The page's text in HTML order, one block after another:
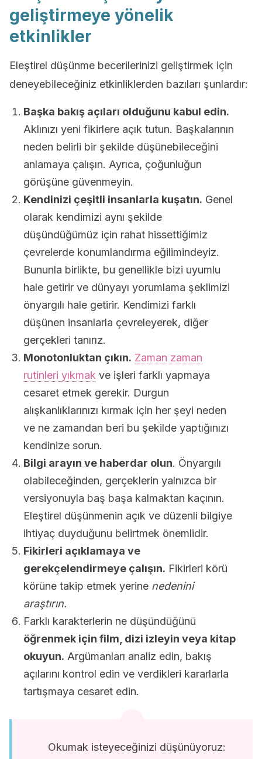
geliştirmeye yönelik
etkinlikler
Eleştirel düşünme becerilerinizi geliştirmek için
deneyebileceğiniz etkinliklerden bazıları şunlardır:
Başka bakış açıları olduğunu kabul edin.
Aklınızı yeni fikirlere açık tutun. Başkalarının
neden belirli bir şekilde düşünebileceğini
anlamaya çalışın. Ayrıca, çoğunluğun
görüşüne güvenmeyin.
Kendinizi çeşitli insanlarla kuşatın. Genel
olarak kendimizi aynı şekilde
düşündüğümüz için rahat hissettiğimiz
çevrelerde konumlandırma eğilimindeyiz.
Bununla birlikte, bu genellikle bizi uyumlu
hale getirir ve dünyayı yorumlama şeklimizi
önyargılı hale getirir. Kendimizi farklı
düşünen insanlarla çevreleyerek, diğer
gerçekleri tanırız.
Monotonluktan çıkın. Zaman zaman
rutinleri yıkmak ve işleri farklı yapmaya
cesaret etmek gerekir. Durgun
alışkanlıklarınızı kırmak için her şeyi neden
ve ne zamandan beri bu şekilde yaptığınızı
kendinize sorun.
Bilgi arayın ve haberdar olun. Önyargılı
olabileceğinden, gerçeklerin yalnızca bir
versiyonuyla baş başa kalmaktan kaçının.
Eleştirel düşünmenin açık ve düzenli bilgiye
ihtiyaç duyduğunu belirtmek önemlidir.
Fikirleri açıklamaya ve
gerekçelendirmeye çalışın. Fikirleri körü
körüne takip etmek yerine nedenini
araştırın.
Farklı karakterlerin ne düşündüğünü
öğrenmek için film, dizi izleyin veya kitap
okuyun. Argümanları analiz edin, bakış
açılarını kontrol edin ve verdikleri kararlarla
tartışmaya cesaret edin.
Okumak isteyeceğinizi düşünüyoruz: